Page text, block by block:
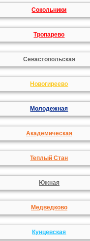
Сокольники
Тропарево
Севастопольская
Новогиреево
Молодежная
Академическая
Теплый Стан
Южная
Медведково
Кунцевская